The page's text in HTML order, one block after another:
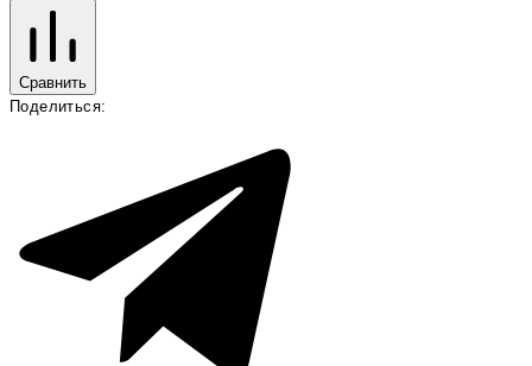
Сравнить
Поделиться: